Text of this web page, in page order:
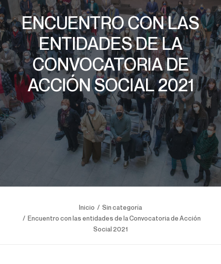
ENCUENTRO CON LAS
ENTIDADES DE LA
CONVOCATORIA DE
ACCIÓN SOCIAL 2021
Inicio
Sin categoría
Encuentro con las entidades de la Convocatoria de Acción
Social 2021